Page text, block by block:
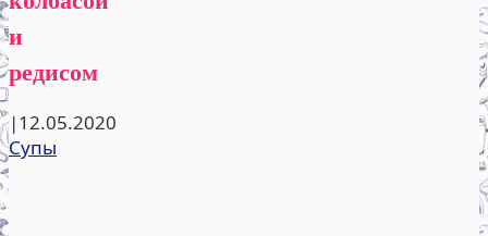
и
редисом
|12.05.2020
Супы